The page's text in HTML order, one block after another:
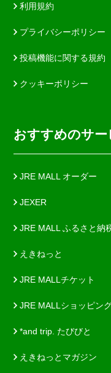
利用規約
プライバシーポリシー
投稿機能に関する規約
クッキーポリシー
おすすめのサー
JRE MALL オーダー
JEXER
JRE MALL ふるさと納
えきねっと
JRE MALLチケット
JRE MALLショッピン
*and trip. たびびと
えきねっとマガジン